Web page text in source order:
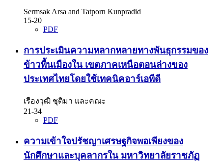
Sermsak Arsa and Tatporn Kunpradid
15-20
PDF
การประเมินความหลากหลายทางพันธุกรรมของ
ข้าวพื้นเมืองใน เขตภาคเหนือตอนล่างของ
ประเทศไทยโดยใช้เทคนิคอาร์เอพีดี
เรืองวุฒิ ชุติมา และคณะ
21-34
PDF
ความเข้าใจปรัชญาเศรษฐกิจพอเพียงของ
นักศึกษาและบุคลากรใน มหาวิทยาลัยราชภัฏ